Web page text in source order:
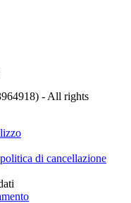
- All rights
di cancellazione